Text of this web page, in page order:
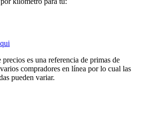
es una referencia de primas de
compradores en línea por lo cual las
pueden variar.